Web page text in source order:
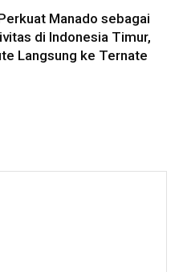
Manado sebagai
di Indonesia Timur,
Langsung ke Ternate